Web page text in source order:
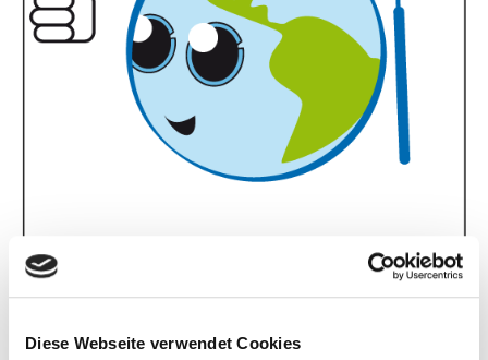
Diese Webseite verwendet Cookies
Anhangs-
Navigation
Previous image